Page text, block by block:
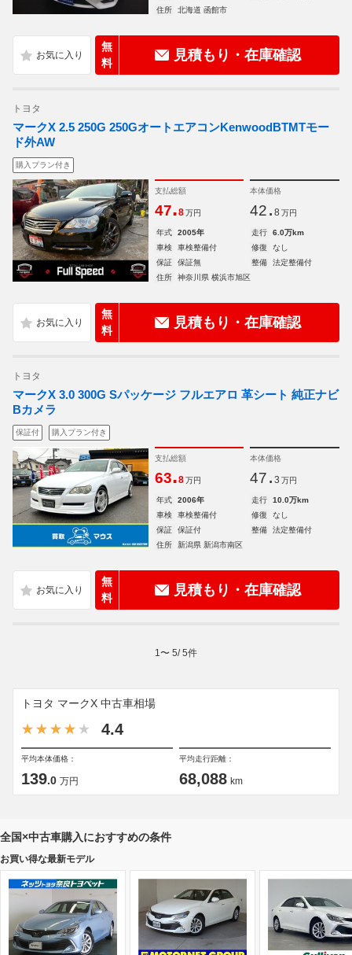
住所
北海道 函館市
無
料
見積もり・在庫確認
トヨタ
マークX 2.5 250G 250GオートエアコンKenwoodBTMTモー
ド外AW
購入プラン付き
支払総額
47.8 万円
本体価格
42. 8 万円
年式 2005年 走行
6.0万km
車検
車検整備付 修復
なし
保証
保証無 整備
法定整備付
住所
神奈川県 横浜市旭区
無
料
見積もり・在庫確認
トヨタ
マークX 3.0 300G Sパッケージ フルエアロ 革シート 純正ナビ
Bカメラ
保証付 購入プラン付き
支払総額
63.8 万円
本体価格
47. 3 万円
年式 2006年 走行
10.0万km
車検
車検整備付 修復
なし
保証
保証付 整備
法定整備付
住所
新潟県 新潟市南区
無
料
見積もり・在庫確認
1 〜 5/5件
トヨタ マークX 中古車相場
4.4
平均本体価格：
139.0 万円
平均走行距離：
68,088 km
全国×中古車購入におすすめの条件
お買い得な最新モデル